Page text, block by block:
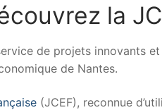
la
de projets innovants
de Nantes.
(JCEF), reconnue